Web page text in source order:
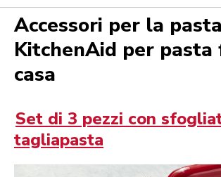
Accessori per la pasta
KitchenAid per
casa
Set di 3 pezzi con
tagliapasta